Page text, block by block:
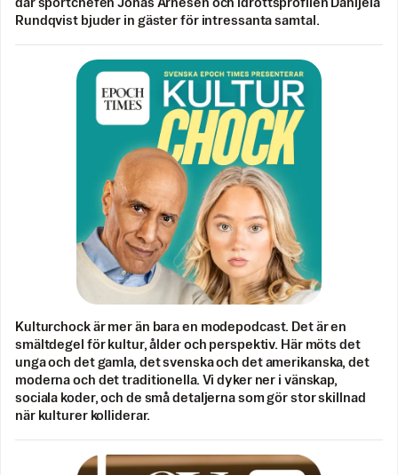
där sportchefen Jonas Arnesen och idrottsprofilen Danijela
Rundqvist bjuder in gäster för intressanta samtal.
Kulturchock är mer än bara en modepodcast. Det är en
smältdegel för kultur, ålder och perspektiv. Här möts det
unga och det gamla, det svenska och det amerikanska, det
moderna och det traditionella. Vi dyker ner i vänskap,
sociala koder, och de små detaljerna som gör stor skillnad
när kulturer kolliderar.